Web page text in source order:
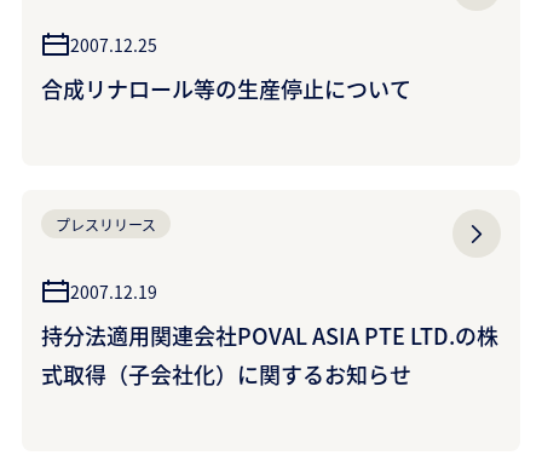
2007.12.25
合成リナロール等の生産停止について
プレスリリース
2007.12.19
持分法適用関連会社POVAL ASIA PTE LTD.の株
式取得（子会社化）に関するお知らせ